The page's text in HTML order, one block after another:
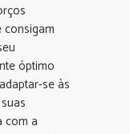
consigam
óptimo
se às
com a